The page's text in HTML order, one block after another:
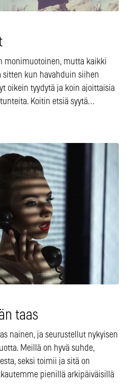
monimuotoinen, mutta kaikki
kun havahduin siihen
oikein tyydytä ja koin ajoittaisia
Koitin etsiä syytä…
taas
nainen, ja seurustellut nykyisen
Meillä on hyvä suhde,
seksi toimii ja sitä on
pienillä arkipäiväisillä